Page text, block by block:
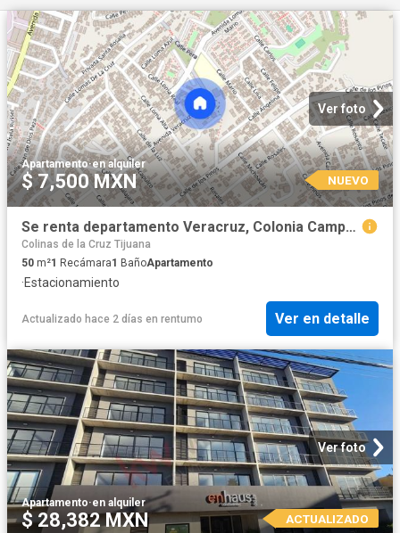
Ver foto
Apartamento·en alquiler
$ 7,500 MXN NUEVO
Se renta departamento Veracruz, Colonia Campos, C.P. 22127
Colinas de la Cruz Tijuana
50 m²1 Recámara1 BañoApartamento
·Estacionamiento
Actualizado hace 2 días en rentumo Ver en detalle
Ver foto
Apartamento·en alquiler
$ 28,382 MXN ACTUALIZADO